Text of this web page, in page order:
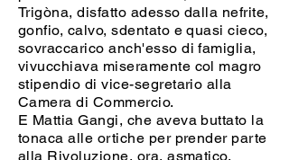
Trigòna, disfatto adesso dalla nefrite,
gonfio, calvo, sdentato e quasi cieco,
sovraccarico anch'esso di famiglia,
vivucchiava miseramente col magro
stipendio di vice-segretario alla
Camera di Commercio.
E Mattia Gangi, che aveva buttato la
tonaca alle ortiche per prender parte
alla Rivoluzione, ora, asmatico,